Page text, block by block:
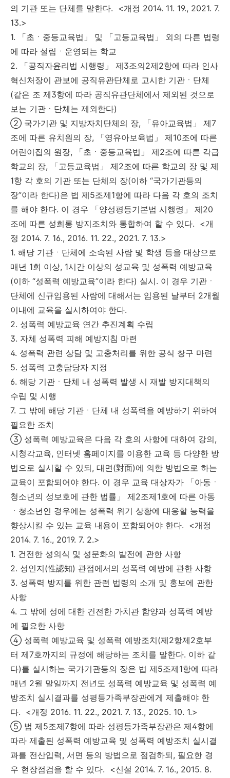
의 기관 또는 단체를 말한다. <개정 2014. 11. 19., 2021. 7.
13.>
1. 「초ㆍ중등교육법」 및 「고등교육법」 외의 다른 법령
에 따라 설립ㆍ운영되는 학교
2. 「공직자윤리법 시행령」 제3조의2제2항에 따라 인사
혁신처장이 관보에 공직유관단체로 고시한 기관ㆍ단체
(같은 조 제3항에 따라 공직유관단체에서 제외된 것으로
보는 기관ㆍ단체는 제외한다)
② 국가기관 및 지방자치단체의 장, 「유아교육법」 제7
조에 따른 유치원의 장, 「영유아보육법」 제10조에 따른
어린이집의 원장, 「초ㆍ중등교육법」 제2조에 따른 각급
학교의 장, 「고등교육법」 제2조에 따른 학교의 장 및 제
1항 각 호의 기관 또는 단체의 장(이하 “국가기관등의
장”이라 한다)은 법 제5조제1항에 따라 다음 각 호의 조치
를 해야 한다. 이 경우 「양성평등기본법 시행령」 제20
조에 따른 성희롱 방지조치와 통합하여 할 수 있다. <개
정 2014. 7. 16., 2016. 11. 22., 2021. 7. 13.>
1. 해당 기관ㆍ단체에 소속된 사람 및 학생 등을 대상으로
매년 1회 이상, 1시간 이상의 성교육 및 성폭력 예방교육
(이하 “성폭력 예방교육”이라 한다) 실시. 이 경우 기관ㆍ
단체에 신규임용된 사람에 대해서는 임용된 날부터 2개월
이내에 교육을 실시하여야 한다.
2. 성폭력 예방교육 연간 추진계획 수립
3. 자체 성폭력 피해 예방지침 마련
4. 성폭력 관련 상담 및 고충처리를 위한 공식 창구 마련
5. 성폭력 고충담당자 지정
6. 해당 기관ㆍ단체 내 성폭력 발생 시 재발 방지대책의
수립 및 시행
7. 그 밖에 해당 기관ㆍ단체 내 성폭력을 예방하기 위하여
필요한 조치
③ 성폭력 예방교육은 다음 각 호의 사항에 대하여 강의,
시청각교육, 인터넷 홈페이지를 이용한 교육 등 다양한 방
법으로 실시할 수 있되, 대면(對面)에 의한 방법으로 하는
교육이 포함되어야 한다. 이 경우 교육 대상자가 「아동ㆍ
청소년의 성보호에 관한 법률」 제2조제1호에 따른 아동
ㆍ청소년인 경우에는 성폭력 위기 상황에 대응할 능력을
향상시킬 수 있는 교육 내용이 포함되어야 한다. <개정
2014. 7. 16., 2019. 7. 2.>
1. 건전한 성의식 및 성문화의 발전에 관한 사항
2. 성인지(性認知) 관점에서의 성폭력 예방에 관한 사항
3. 성폭력 방지를 위한 관련 법령의 소개 및 홍보에 관한
사항
4. 그 밖에 성에 대한 건전한 가치관 함양과 성폭력 예방
에 필요한 사항
④ 성폭력 예방교육 및 성폭력 예방조치(제2항제2호부
터 제7호까지의 규정에 해당하는 조치를 말한다. 이하 같
다)를 실시하는 국가기관등의 장은 법 제5조제1항에 따라
매년 2월 말일까지 전년도 성폭력 예방교육 및 성폭력 예
방조치 실시결과를 성평등가족부장관에게 제출해야 한
다. <개정 2016. 11. 22., 2021. 7. 13., 2025. 10. 1.>
⑤ 법 제5조제7항에 따라 성평등가족부장관은 제4항에
따라 제출된 성폭력 예방교육 및 성폭력 예방조치 실시결
과를 전산입력, 서면 등의 방법으로 점검하되, 필요한 경
우 현장점검을 할 수 있다. <신설 2014. 7. 16., 2015. 8.